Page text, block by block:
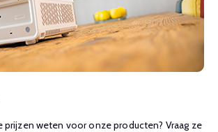
prijzen weten voor onze producten? Vraag ze